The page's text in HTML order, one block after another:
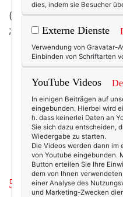
(Beim Preis gefriert das
;-))
7232
Beauty & Fashion
frühlingstasche,
5 Kommentare
dies, indem sie Besucher
Externe Dienste
Verwendung von Gravatar-
Einbinden von Schriftarten
YouTube Videos
In einigen Beiträgen auf
eingebunden. Hierbei wird
h. dass keinerlei Daten an
Sie sich dazu entscheiden,
Wiedergabe zu starten.
Die Videos werden dann
von Youtube eingebunden.
Button erteilen Sie Ihre
dem von Ihnen
einer Analyse des
und Marketing-Zwecken